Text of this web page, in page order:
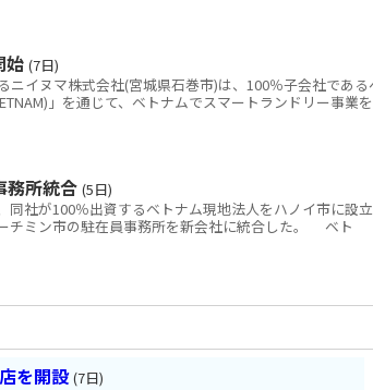
始 (7日)
イヌマ株式会社(宮城県石巻市)は、100％子会社である
」を通じて、ベトナムでスマートランドリー事業を
所統合 (5日)
社が100％出資するベトナム現地法人をハノイ市に設立
チミン市の駐在員事務所を新会社に統合した。 ベト
を開設 (7日)